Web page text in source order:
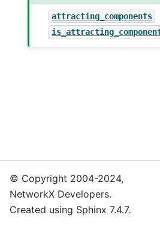
attracting_components
© Copyright 2004-2024,
NetworkX Developers.
Created using Sphinx 7.4.7.